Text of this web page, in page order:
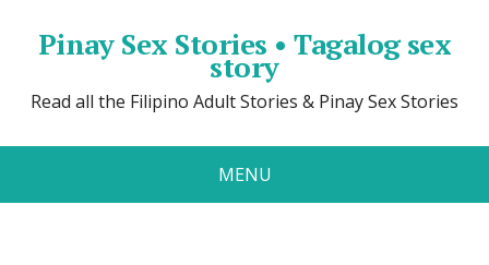
Pinay Sex Stories • Tagalog sex
story
Read all the Filipino Adult Stories & Pinay Sex Stories
MENU